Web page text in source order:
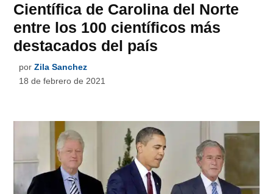
Científica de Carolina del Norte
entre los 100 científicos más
destacados del país
por Zila Sanchez
18 de febrero de 2021